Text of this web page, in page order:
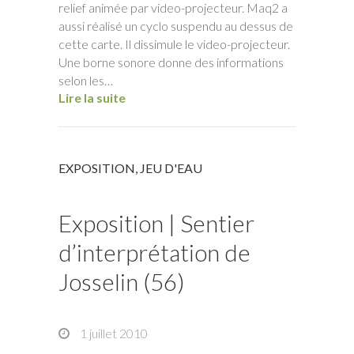
relief animée par video-projecteur. Maq2 a
aussi réalisé un cyclo suspendu au dessus de
cette carte. Il dissimule le video-projecteur.
Une borne sonore donne des informations
selon les…
Lire la suite
EXPOSITION, JEU D'EAU
Exposition | Sentier
d’interprétation de
Josselin (56)
1 juillet 2010